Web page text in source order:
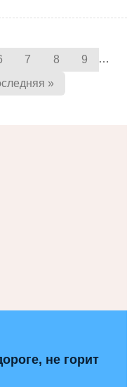
7 8 9 …
»
не горит